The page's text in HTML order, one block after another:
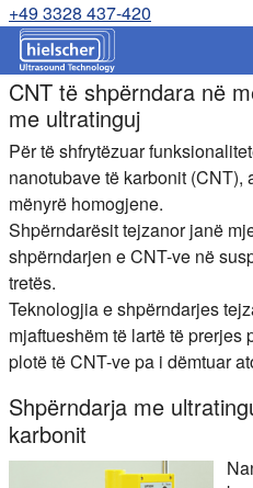
+49 3328 437-420
CNT të shpërndara në
me ultratinguj
Për të shfrytëzuar
nanotubave të karbonit (CNT),
mënyrë homogjene.
Shpërndarësit tejzanor janë
shpërndarjen e CNT-ve në
tretës.
Teknologjia e shpërndarjes
mjaftueshëm të lartë të prerjes
plotë të CNT-ve pa i dëmtuar
Shpërndarja me
karbonit